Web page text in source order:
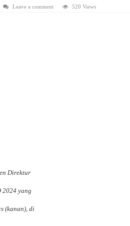
Leave a comment 520 Views
Direktur
2024 yang
(kanan), di